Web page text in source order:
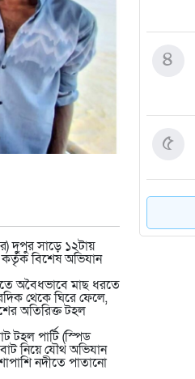
দুপুর সাড়ে ১২টায়
বিশেষ অভিযান
অবৈধভাবে মাছ ধরতে
থেকে ঘিরে ফেলে,
অতিরিক্ত টহল
টহল পার্টি (স্পিড
নিয়ে যৌথ অভিযান
নদীতে পাতানো
৪
৫